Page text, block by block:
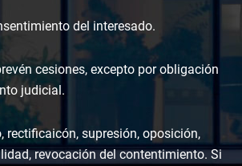
del interesado.
cesiones, excepto por obligación
judicial.
rectificaicón, supresión, oposición,
revocación del contentimiento. Si